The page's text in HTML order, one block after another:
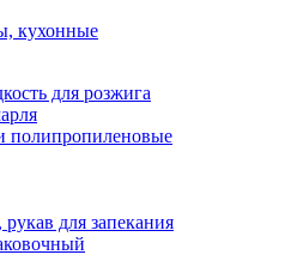
кухонные
для розжига
полипропиленовые
для запекания